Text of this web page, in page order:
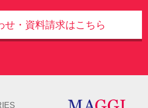
せ・資料請求はこちら